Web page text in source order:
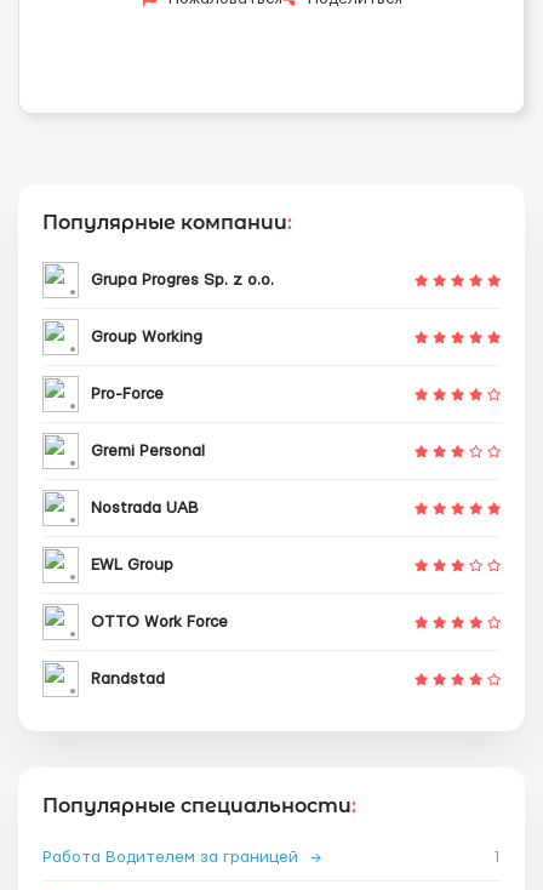
Популярные компании:
Grupa Progres Sp. z o.o.
Group Working
Pro-Force
Gremi Personal
Nostrada UAB
EWL Group
OTTO Work Force
Randstad
Популярные специальности:
Работа Водителем за границей → 1